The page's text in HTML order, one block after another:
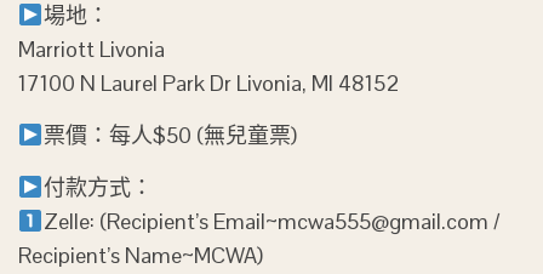
場地：
Marriott Livonia
17100 N Laurel Park Dr Livonia, MI 48152
票價：每人$50 (無兒童票)
付款方式：
Zelle: (Recipient’s Email~mcwa555@gmail.com /
Recipient’s Name~MCWA)